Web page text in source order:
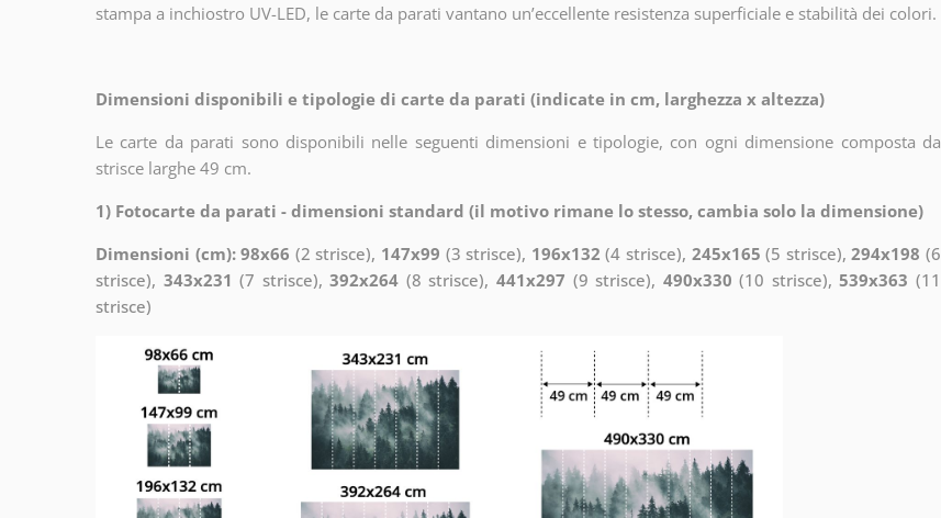
stampa a inchiostro UV-LED, le carte da parati vantano un’eccellente resistenza superficiale e stabilità dei colori.
Dimensioni disponibili e tipologie di carte da parati (indicate in cm, larghezza x altezza)
Le carte da parati sono disponibili nelle seguenti dimensioni e tipologie, con ogni dimensione composta da
strisce larghe 49 cm.
1) Fotocarte da parati - dimensioni standard (il motivo rimane lo stesso, cambia solo la dimensione)
Dimensioni (cm): 98x66 (2 strisce), 147x99 (3 strisce), 196x132 (4 strisce), 245x165 (5 strisce),294x198 (6
strisce), 343x231 (7 strisce),392x264 (8 strisce),441x297 (9 strisce), 490x330 (10 strisce),539x363 (11
strisce)